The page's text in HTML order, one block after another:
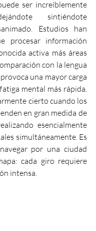
ser increíblemente
sintiéndote
Estudios han
procesar información
activa más áreas
con la lengua
una mayor carga
mental más rápida.
cierto cuando los
en gran medida de
esencialmente
simultáneamente. Es
por una ciudad
cada giro requiere
intensa.